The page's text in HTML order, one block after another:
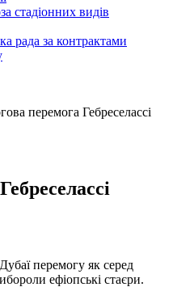
стадіонних видів
рада за контрактами
перемога Гебреселассі
перемогу як серед
ефіопські стаєри.